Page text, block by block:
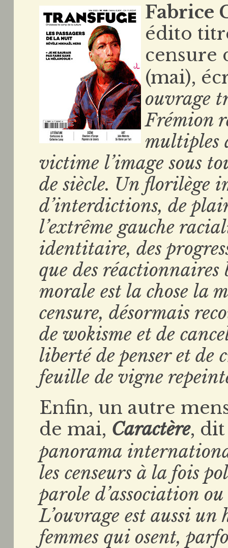
Fabrice
édito
censure
(mai),
ouvrage
Frémion
multiples
victime l’image sous
de siècle. Un florilège
d’interdictions, de
l’extrême gauche
identitaire, des
que des
morale est la chose la
censure, désormais
de wokisme et de
liberté de penser et de
feuille de vigne
Enfin, un autre
de mai, Caractère,
panorama
les censeurs à la fois
parole d’association
L’ouvrage est aussi
femmes qui osent,